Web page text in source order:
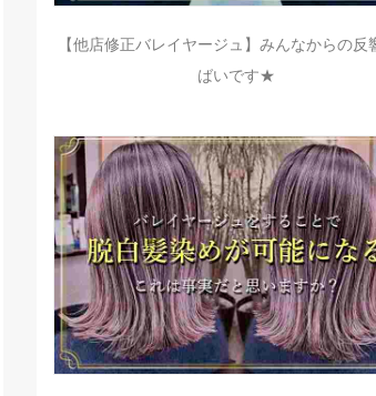
【他店修正バレイヤージュ】みんなからの反
ばいです★